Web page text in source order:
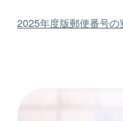
2025年度版郵便番号の